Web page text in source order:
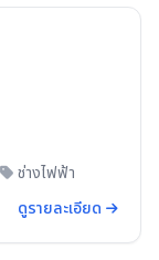
ช่างไฟฟ้า
ดูรายละเอียด